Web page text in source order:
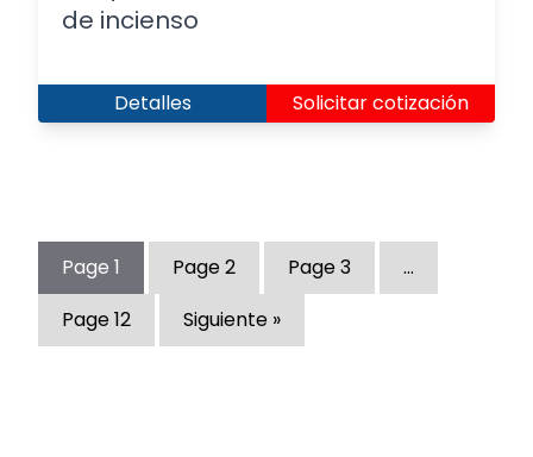
de incienso
Detalles Solicitar cotización
Page 1 Page2 Page3
…
Page12 Siguiente »